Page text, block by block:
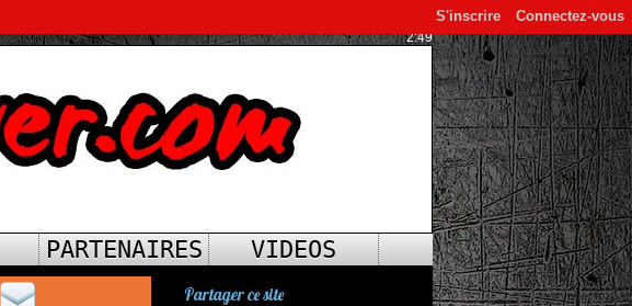
Connectez-vous
S'inscrire
2:49
PARTENAIRES VIDEOS
Partager ce site